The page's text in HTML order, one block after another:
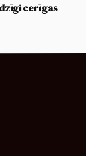
cerīgas